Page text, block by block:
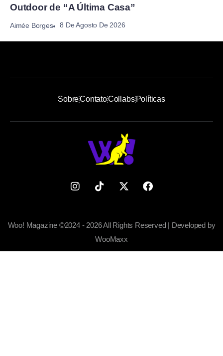
Outdoor de “A Última Casa”
Aimée Borges 8 De Agosto De 2026
SobreContatoCollabsPolíticas
Woo! Magazine ©2024 - 2026 All Rights Reserved | Developed by
WooMaxx